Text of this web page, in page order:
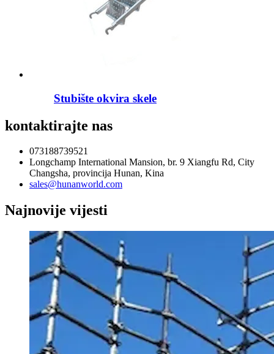
Stubište okvira skele
kontaktirajte nas
073188739521
Longchamp International Mansion, br. 9 Xiangfu Rd, City
Changsha, provincija Hunan, Kina
sales@hunanworld.com
Najnovije vijesti